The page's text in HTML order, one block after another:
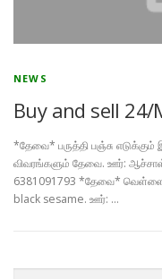
NEWS
Buy and sell 24/
*தேவை* பருத்தி பஞ்சு
விவரங்களும் தேவை. ஊர்:
6381091793 *தேவை* வெள்ளை
black sesame. ஊர்: …